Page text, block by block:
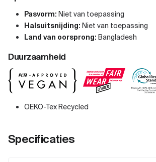
Pasvorm: Niet van toepassing
Halsuitsnijding: Niet van toepassing
Land van oorsprong: Bangladesh
Duurzaamheid
OEKO-Tex Recycled
Specificaties